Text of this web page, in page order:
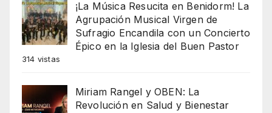
¡La Música Resucita en Benidorm! La
Agrupación Musical Virgen de
Sufragio Encandila con un Concierto
Épico en la Iglesia del Buen Pastor
314 vistas
Miriam Rangel y OBEN: La
Revolución en Salud y Bienestar